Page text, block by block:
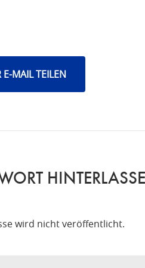
E-MAIL TEILEN
wird nicht veröffentlicht.